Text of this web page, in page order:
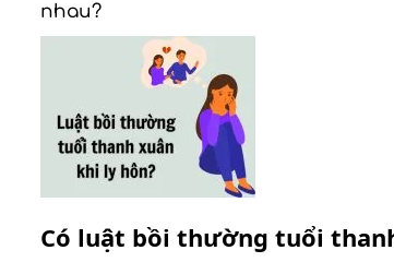
nhau?
Có luật bồi thường tuổi